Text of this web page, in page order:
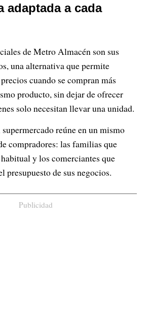
adaptada a cada
de Metro Almacén son sus
una alternativa que permite
cuando se compran más
producto, sin dejar de ofrecer
solo necesitan llevar una unidad.
reúne en un mismo
compradores: las familias que
y los comerciantes que
presupuesto de sus negocios.
Publicidad